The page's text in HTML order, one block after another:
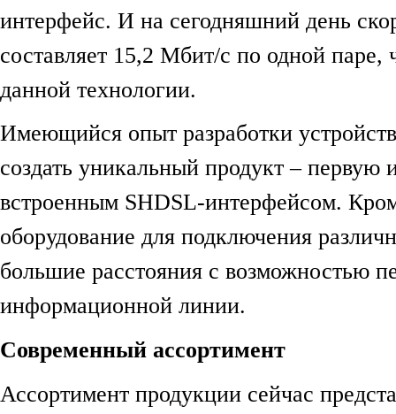
интерфейс. И на сегодняшний день
составляет 15,2 Мбит/c по одной
данной технологии.
Имеющийся опыт разработки
создать уникальный продукт –
встроенным SHDSL-интерфейсом.
оборудование для подключения
большие расстояния с возможностью
информационной линии.
Современный ассортимент
Ассортимент продукции сейчас